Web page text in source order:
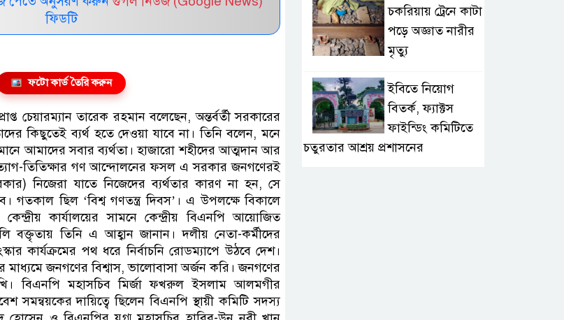
ফিডটি
ফটো কার্ড তৈরি করুন
চেয়ারম্যান তারেক রহমান বলেছেন, অন্তর্বর্তী সরকারের
কিছুতেই ব্যর্থ হতে দেওয়া যাবে না। তিনি বলেন, মনে
আমাদের সবার ব্যর্থতা। হাজারো শহীদের আত্মদান আর
ত্যাগ-তিতিক্ষার গণ আন্দোলনের ফসল এ সরকার জনগণেরই
নিজেরা যাতে নিজেদের ব্যর্থতার কারণ না হন, সে
গতকাল ছিল ‘বিশ্ব গণতন্ত্র দিবস’। এ উপলক্ষে বিকালে
কার্যালয়ের সামনে কেন্দ্রীয় বিএনপি আয়োজিত
বক্তৃতায় তিনি এ আহ্বান জানান। দলীয় নেতা-কর্মীদের
কার্যক্রমের পথ ধরে নির্বাচনি রোডম্যাপে উঠবে দেশ।
জনগণের বিশ্বাস, ভালোবাসা অর্জন করি। জনগণের
বিএনপি মহাসচিব মির্জা ফখরুল ইসলাম আলমগীর
সমন্বয়কের দায়িত্বে ছিলেন বিএনপি স্থায়ী কমিটি সদস্য
চকরিয়ায় ট্রেনে কাটা
পড়ে অজ্ঞাত নারীর
মৃত্যু
ইবিতে নিয়োগ
বিতর্ক, ফ্যাক্টস
ফাইন্ডিং কমিটিতে
চতুরতার আশ্রয় প্রশাসনের